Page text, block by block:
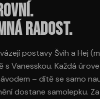
radost.
postavy Švih a Hej
s Vanesskou. Každá
– dítě se samo
dostane samolepku.